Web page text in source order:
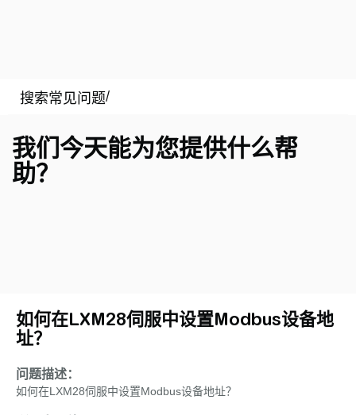
我们今天能为您提供什么帮
助？
如何在LXM28伺服中设置Modbus设备地
址？
问题描述：
如何在LXM28伺服中设置Modbus设备地址？